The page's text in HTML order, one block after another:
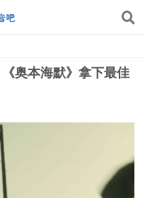
奥本海默》拿下最佳